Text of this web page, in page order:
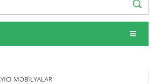
MOBİLYALAR